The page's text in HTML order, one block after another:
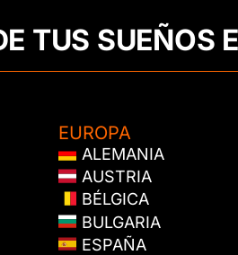
TUS SUEÑOS
EUROPA
ALEMANIA
AUSTRIA
BÉLGICA
BULGARIA
ESPAÑA